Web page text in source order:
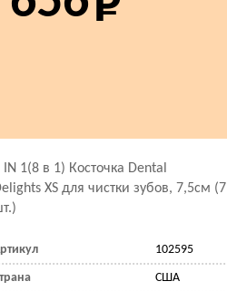
IN 1(8 в 1) Косточка Dental
XS для чистки зубов, 7,5см (7
102595
США